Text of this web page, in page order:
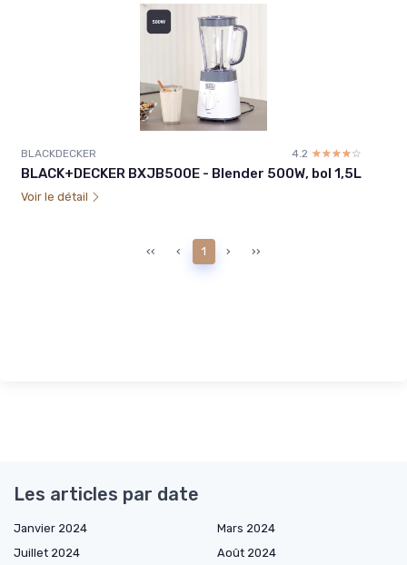
BLACKDECKER 4.2 ☆☆☆☆☆
★★★★★
BLACK+DECKER BXJB500E - Blender 500W, bol 1,5L
Voir le détail
‹‹ ‹ 1 › ››
Les articles par date
Janvier 2024
Mars 2024
Juillet 2024
Août 2024